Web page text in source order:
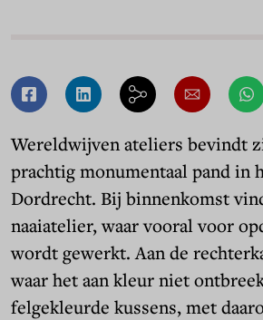
Wereldwijven ateliers bevindt
prachtig monumentaal pand in
Dordrecht. Bij binnenkomst
naaiatelier, waar vooral voor
wordt gewerkt. Aan de
waar het aan kleur niet
felgekleurde kussens, met